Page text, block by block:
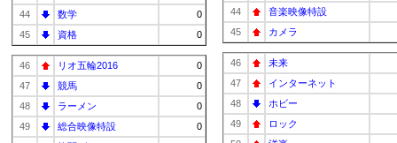
44
数学
0
45
資格 0
46 リオ五輪2016
0
47
競馬
0
48
ラーメン
0
49
総合映像特設
0
44
音楽映像特設
45
カメラ
46
未来
47
インターネット
48
ホビー
49
ロック